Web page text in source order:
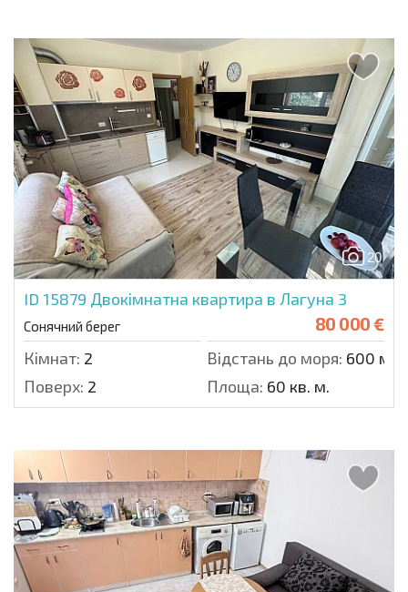
20
ID 15879 Двокімнатна квартира в Лагуна 3
Сонячний берег 80 000 €
Кімнат: 2 Відстань до моря: 600 м.
Поверх: 2 Площа: 60 кв. м.